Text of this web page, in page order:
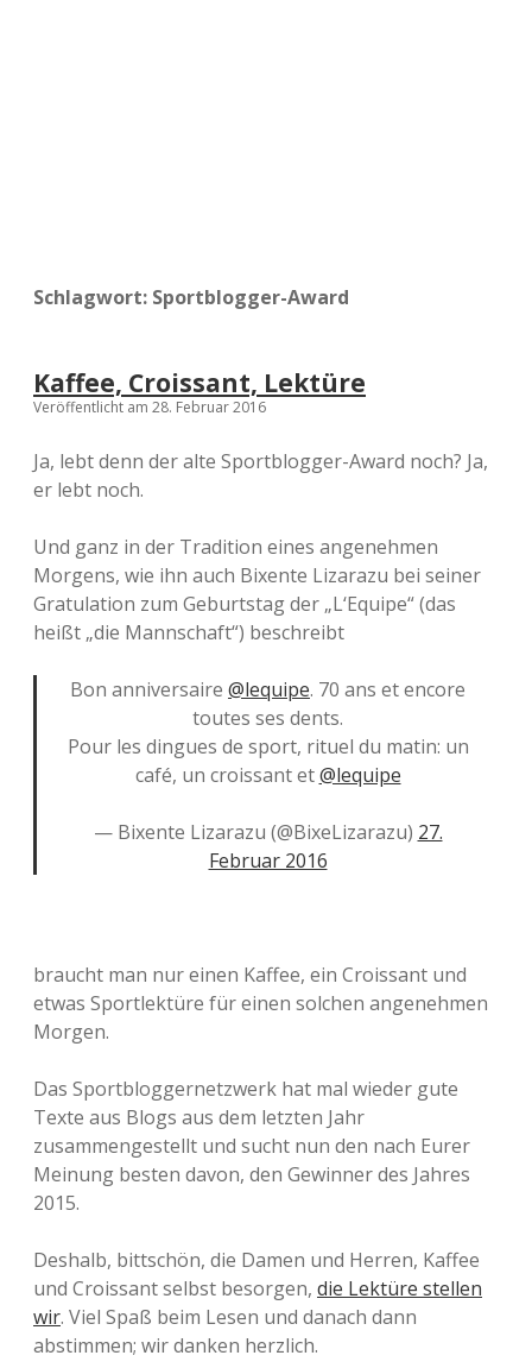
Schlagwort: Sportblogger-Award
Kaffee, Croissant, Lektüre
Veröffentlicht am 28. Februar 2016
Ja, lebt denn der alte Sportblogger-Award noch? Ja,
er lebt noch.
Und ganz in der Tradition eines angenehmen
Morgens, wie ihn auch Bixente Lizarazu bei seiner
Gratulation zum Geburtstag der „L‘Equipe“ (das
heißt „die Mannschaft“) beschreibt
Bon anniversaire @lequipe. 70 ans et encore
toutes ses dents.
Pour les dingues de sport, rituel du matin: un
café, un croissant et@lequipe
— Bixente Lizarazu (@BixeLizarazu) 27.
Februar 2016
braucht man nur einen Kaffee, ein Croissant und
etwas Sportlektüre für einen solchen angenehmen
Morgen.
Das Sportbloggernetzwerk hat mal wieder gute
Texte aus Blogs aus dem letzten Jahr
zusammengestellt und sucht nun den nach Eurer
Meinung besten davon, den Gewinner des Jahres
2015.
Deshalb, bittschön, die Damen und Herren, Kaffee
und Croissant selbst besorgen, die Lektüre stellen
wir. Viel Spaß beim Lesen und danach dann
abstimmen; wir danken herzlich.